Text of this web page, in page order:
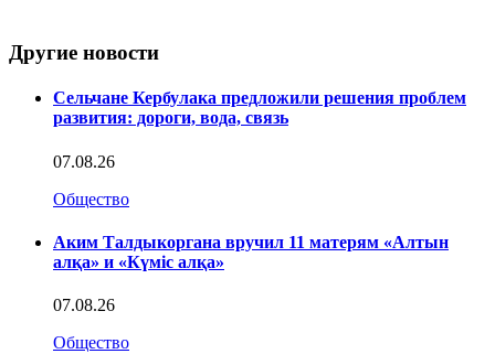
Другие новости
Сельчане Кербулака предложили решения проблем
развития: дороги, вода, связь
07.08.26
Общество
Аким Талдыкоргана вручил 11 матерям «Алтын
алқа» и «Күміс алқа»
07.08.26
Общество